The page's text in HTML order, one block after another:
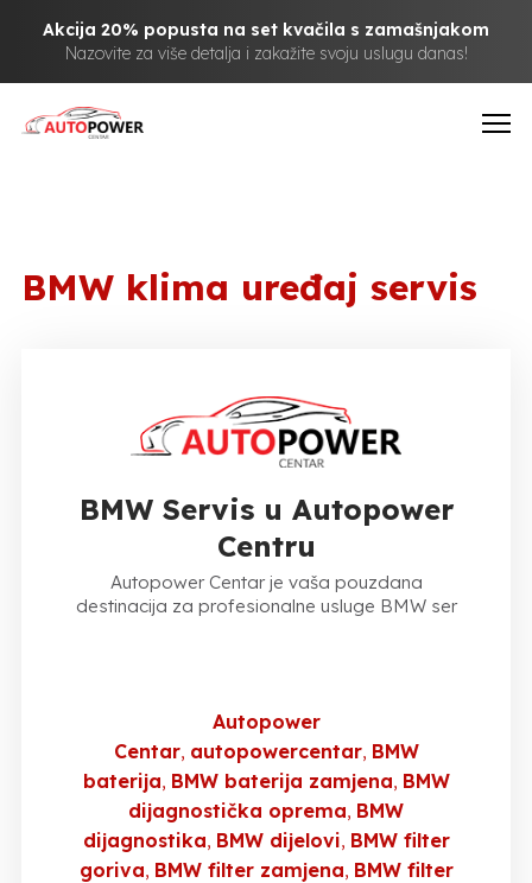
Akcija 20% popusta na set kvačila s zamašnjakom
Nazovite za više detalja i zakažite svoju uslugu danas!
BMW klima uređaj servis
BMW Servis u Autopower
Centru
Autopower Centar je vaša pouzdana
destinacija za profesionalne usluge BMW ser
Autopower
Centar autopowercentar BMW
baterija BMW baterija zamjena BMW
dijagnostička oprema BMW
dijagnostika BMW dijelovi BMW filter
goriva BMW filter zamjena BMW filter